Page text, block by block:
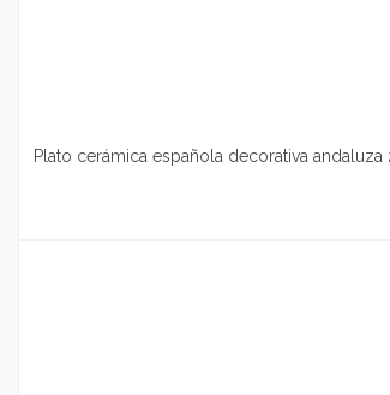
Plato cerámica española decorativa